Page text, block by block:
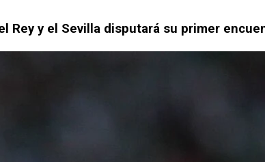
Rey y el Sevilla disputará su primer